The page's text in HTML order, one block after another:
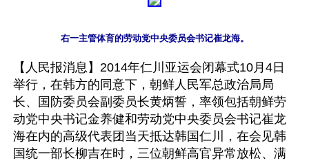
右一主管体育的劳动党中央委员会书记崔龙海。
【人民报消息】2014年仁川亚运会闭幕式10月4日
举行，在韩方的同意下，朝鲜人民军总政治局局
长、国防委员会副委员长黄炳誓，率领包括朝鲜劳
动党中央书记金养健和劳动党中央委员会书记崔龙
海在内的高级代表团当天抵达韩国仁川，在会见韩
国统一部长柳吉在时，三位朝鲜高官异常放松、满